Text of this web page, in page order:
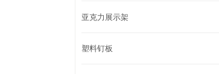
亚克力展示架
塑料钉板